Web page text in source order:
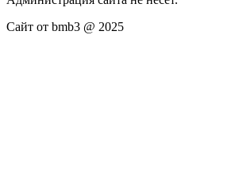
Сайт от bmb3 @ 2025